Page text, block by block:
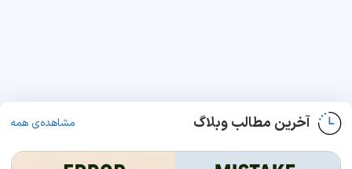
آخرین مطالب وبلاگ مشاهده‌ی همه